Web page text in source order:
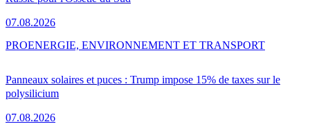
07.08.2026
Panneaux solaires et puces : Trump impose 15% de taxes sur le
polysilicium
07.08.2026
PROENERGIE, ENVIRONNEMENT ET TRANSPORT